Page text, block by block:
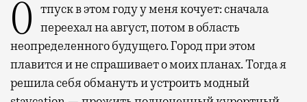
Отпуск в этом году у меня кочует: сначала переехал на август, потом в область
неопределенного будущего. Город при этом
плавится и не спрашивает о моих планах. Тогда я
решила себя обмануть и устроить модный